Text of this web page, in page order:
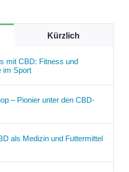
Kürzlich
mit CBD: Fitness und
im Sport
– Pionier unter den CBD-
als Medizin und Futtermittel